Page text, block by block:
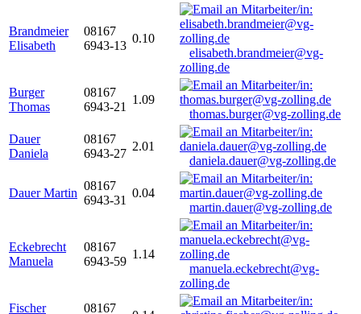
Brandmeier
Elisabeth
08167
6943-13
0.10
elisabeth.brandmeier@vg-
zolling.de
Burger
Thomas
08167
6943-21
1.09
thomas.burger@vg-zolling.de
Dauer
Daniela
08167
6943-27
2.01
daniela.dauer@vg-zolling.de
Dauer Martin
08167
6943-31
0.04
martin.dauer@vg-zolling.de
Eckebrecht
Manuela
08167
6943-59
1.14
manuela.eckebrecht@vg-
zolling.de
Fischer
08167